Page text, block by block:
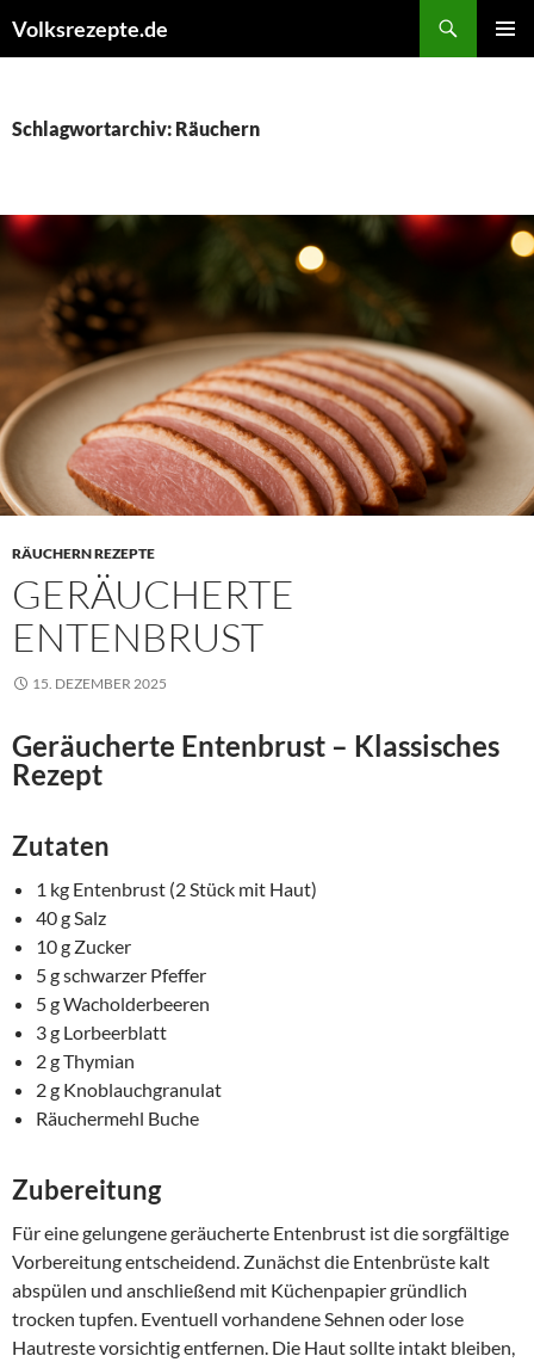
Inhalt
Volksrezepte.de
Schlagwortarchiv: Räuchern
RÄUCHERN REZEPTE
GERÄUCHERTE
ENTENBRUST
15. DEZEMBER 2025
Geräucherte Entenbrust – Klassisches
Rezept
Zutaten
1 kg Entenbrust (2 Stück mit Haut)
40 g Salz
10 g Zucker
5 g schwarzer Pfeffer
5 g Wacholderbeeren
3 g Lorbeerblatt
2 g Thymian
2 g Knoblauchgranulat
Räuchermehl Buche
Zubereitung
Für eine gelungene geräucherte Entenbrust ist die sorgfältige
Vorbereitung entscheidend. Zunächst die Entenbrüste kalt
abspülen und anschließend mit Küchenpapier gründlich
trocken tupfen. Eventuell vorhandene Sehnen oder lose
Hautreste vorsichtig entfernen. Die Haut sollte intakt bleiben,